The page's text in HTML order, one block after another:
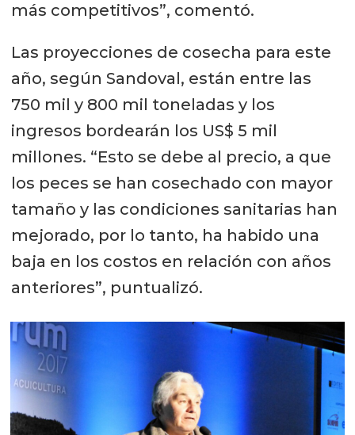
más competitivos”, comentó.
Las proyecciones de cosecha para este
año, según Sandoval, están entre las
750 mil y 800 mil toneladas y los
ingresos bordearán los US$ 5 mil
millones. “Esto se debe al precio, a que
los peces se han cosechado con mayor
tamaño y las condiciones sanitarias han
mejorado, por lo tanto, ha habido una
baja en los costos en relación con años
anteriores”, puntualizó.